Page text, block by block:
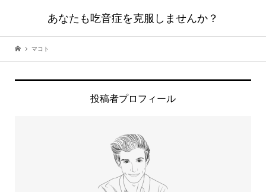
あなたも吃音症を克服しませんか？
マコト
投稿者プロフィール